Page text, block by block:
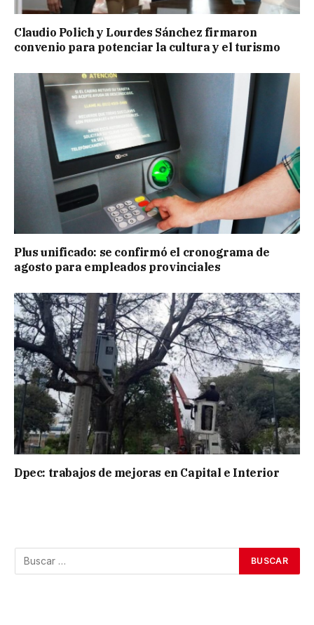
Claudio Polich y Lourdes Sánchez firmaron
convenio para potenciar la cultura y el turismo
Plus unificado: se confirmó el cronograma de
agosto para empleados provinciales
Dpec: trabajos de mejoras en Capital e Interior